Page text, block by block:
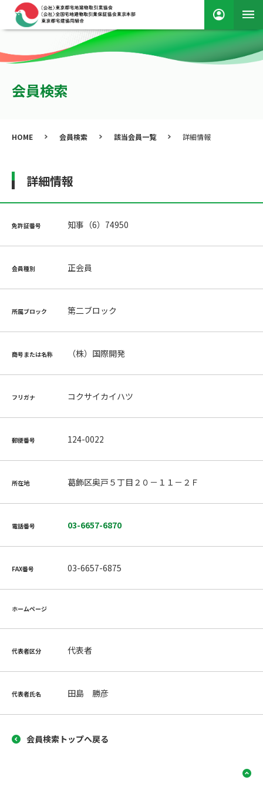
会員検索
HOME 会員検索 該当会員一覧 詳細情報
詳細情報
免許証番号 知事（6）74950
会員種別 正会員
所属ブロック 第二ブロック
商号または名称 （株）国際開発
フリガナ コクサイカイハツ
郵便番号 124-0022
所在地 葛飾区奥戸５丁目２０－１１－２Ｆ
電話番号 03-6657-6870
FAX番号 03-6657-6875
ホームページ
代表者区分 代表者
代表者氏名 田島 勝彦
会員検索トップへ戻る